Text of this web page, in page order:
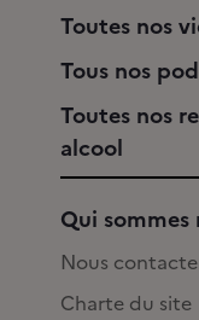
Toutes nos
Tous nos
Toutes nos
alcool
Qui sommes
Nous
Charte du site